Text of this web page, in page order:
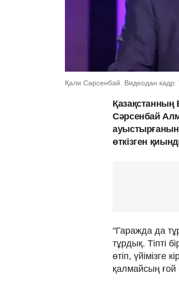
Қали Сәрсенбай. Видеодан
Қазақстанның
Сәрсенбай
өткізген
"Гаражда да
тұрдық. Тіпті
өтіп, үйімізге
қалмайсың